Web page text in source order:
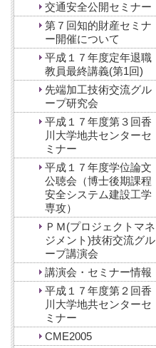
交通安全公開セミナー
第７回知的財産セミナ
ー開催について
平成１７年度定年退職
教員最終講義(第1回)
先端加工技術交流グル
ープ研究会
平成１７年度第３回香
川大学地共センターセ
ミナー
平成１７年度学位論文
公聴会（博士後期課程
安全システム建設工学
専攻）
ＰＭ(プロジェクトマネ
ジメント)技術交流グル
ープ講演会
講演会・セミナー情報
平成１７年度第２回香
川大学地共センターセ
ミナー
CME2005